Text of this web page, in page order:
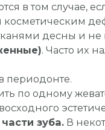
в том случае,
десны и не
. Часто их
периодонте.
по одному
зуба. В